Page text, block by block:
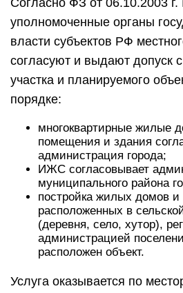
Согласно ФЗ от 06.10.2003
уполномоченные органы
власти субъектов РФ
согласуют и выдают допуск
участка и планируемого
порядке:
многоквартирные жилые
помещения и здания
администрация города;
ИЖС согласовывает
муниципального района
постройка жилых домов
расположенных в
(деревня, село, хутор),
администрацией
расположен объект.
Услуга оказывается по